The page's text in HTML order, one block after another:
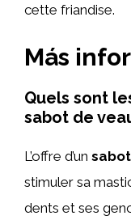
cette friandise.
Más
Quels sont
sabot de
L’offre d’un
stimuler sa
dents et ses